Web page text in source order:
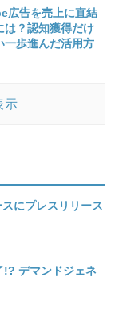
広告を売上に直結
は？認知獲得だけ
一歩進んだ活用方
示
にプレスリリース
デマンドジェネ